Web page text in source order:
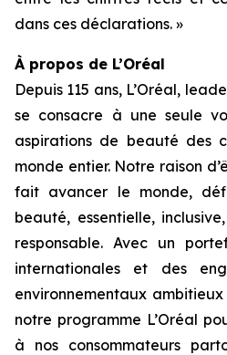
dans ces déclarations. »
À propos de L’Oréal
Depuis 115 ans, L’Oréal,
se consacre à une seule
aspirations de beauté des
monde entier. Notre raison
fait avancer le monde,
beauté, essentielle,
responsable. Avec un
internationales et des
environnementaux
notre programme L’Oréal
à nos consommateurs